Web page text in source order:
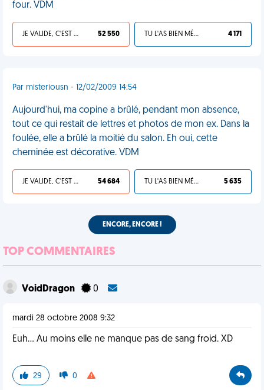
four. VDM
JE VALIDE, C'EST UNE VDM 52 550 TU L'AS BIEN MÉRITÉ 4 171
Par misteriousn - 12/02/2009 14:54
Aujourd'hui, ma copine a brûlé, pendant mon absence,
tout ce qui restait de lettres et photos de mon ex. Dans la
foulée, elle a brûlé la moitié du salon. Eh oui, cette
cheminée est décorative. VDM
JE VALIDE, C'EST UNE VDM 54 684 TU L'AS BIEN MÉRITÉ 5 635
ENCORE, ENCORE !
TOP COMMENTAIRES
VoidDragon 0
mardi 28 octobre 2008 9:32
Euh... Au moins elle ne manque pas de sang froid. XD
29 0